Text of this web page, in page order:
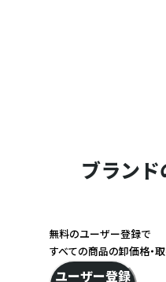
ブラン
無料のユーザー登録で
すべての商品の卸価格・
ユーザー登録